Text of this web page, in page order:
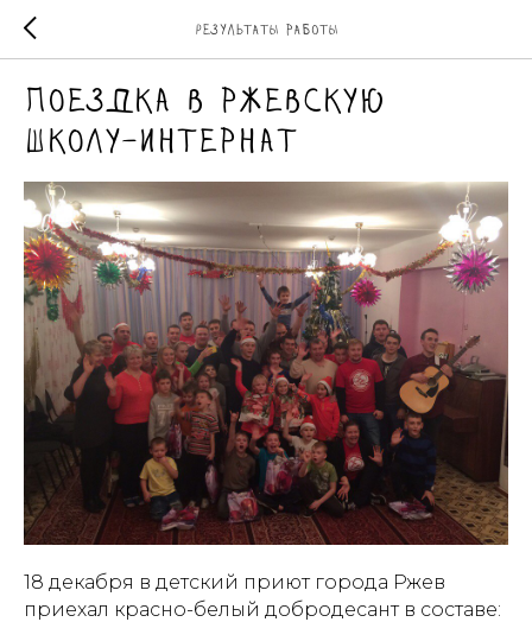
Результаты работы
Поездка в ржевскую
школу-интернат
18 декабря в детский приют города Ржев
приехал красно-белый добродесант в составе: